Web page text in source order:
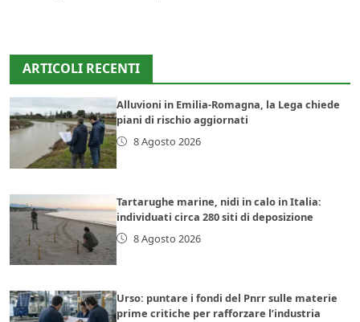
ARTICOLI RECENTI
Alluvioni in Emilia-Romagna, la Lega chiede
piani di rischio aggiornati
8 Agosto 2026
Tartarughe marine, nidi in calo in Italia:
individuati circa 280 siti di deposizione
8 Agosto 2026
Urso: puntare i fondi del Pnrr sulle materie
prime critiche per rafforzare l’industria